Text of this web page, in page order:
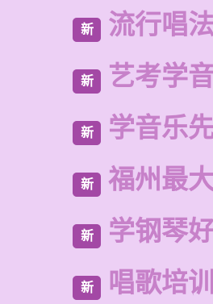
新 流行唱
新 艺考学
新 学音乐
新 福州最
新 学钢琴
新 唱歌培